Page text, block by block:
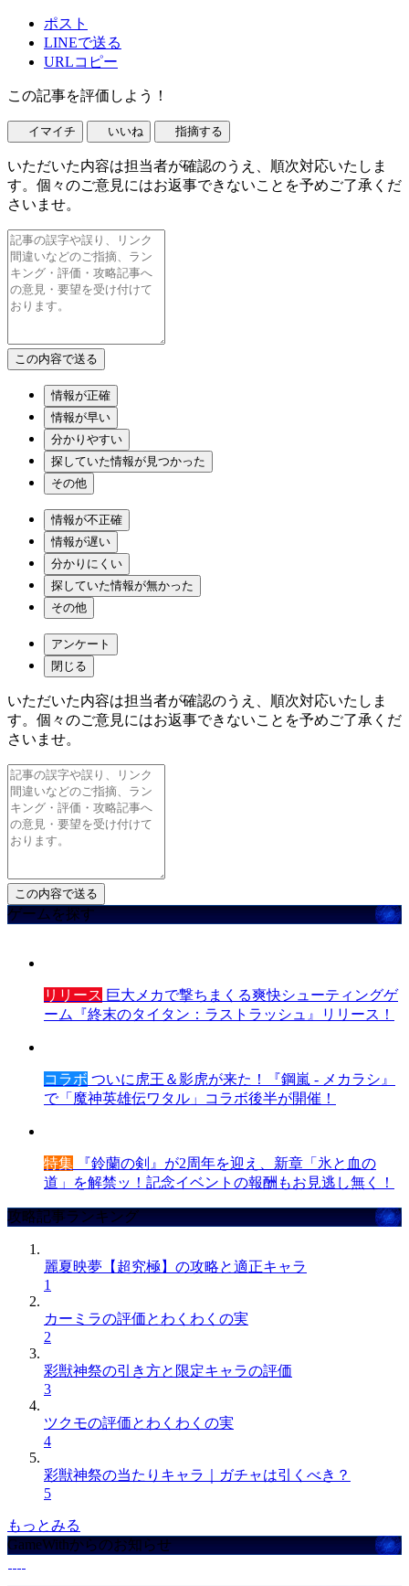
ポスト
LINEで送る
URLコピー
この記事を評価しよう！
イマイチ いいね 指摘する
いただいた内容は担当者が確認のうえ、順次対応いたしま
す。個々のご意見にはお返事できないことを予めご了承くだ
さいませ。
情報が正確
情報が早い
分かりやすい
探していた情報が見つかった
その他
情報が不正確
情報が遅い
分かりにくい
探していた情報が無かった
その他
アンケート
閉じる
いただいた内容は担当者が確認のうえ、順次対応いたしま
す。個々のご意見にはお返事できないことを予めご了承くだ
さいませ。
ゲームを探す
リリース 巨大メカで撃ちまくる爽快シューティングゲ
ーム『終末のタイタン：ラストラッシュ』リリース！
コラボ ついに虎王＆影虎が来た！『鋼嵐 - メカラシ』
で「魔神英雄伝ワタル」コラボ後半が開催！
特集 『鈴蘭の剣』が2周年を迎え、新章「氷と血の
道」を解禁ッ！記念イベントの報酬もお見逃し無く！
攻略記事ランキング
麗夏映夢【超究極】の攻略と適正キャラ
1
カーミラの評価とわくわくの実
2
彩獣神祭の引き方と限定キャラの評価
3
ツクモの評価とわくわくの実
4
彩獣神祭の当たりキャラ｜ガチャは引くべき？
5
もっとみる
GameWithからのお知らせ